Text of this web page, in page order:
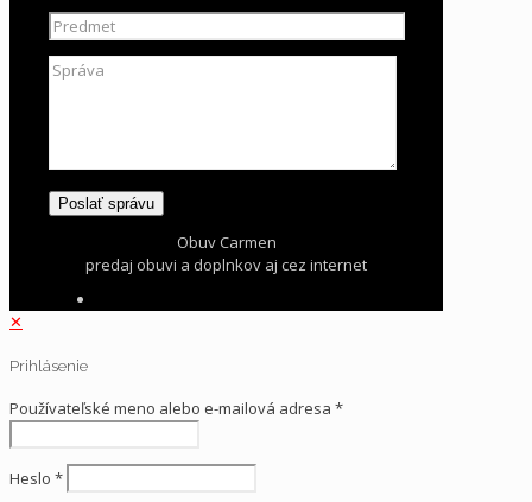
Obuv Carmen
predaj obuvi a doplnkov aj cez internet
✕
Prihlásenie
Používateľské meno alebo e-mailová adresa *
Heslo *